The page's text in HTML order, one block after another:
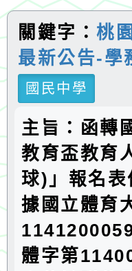
關鍵字：桃
最新公告-學
國民中學
主旨：函轉
教育盃教育
球)」報名
據國立體育
體字第